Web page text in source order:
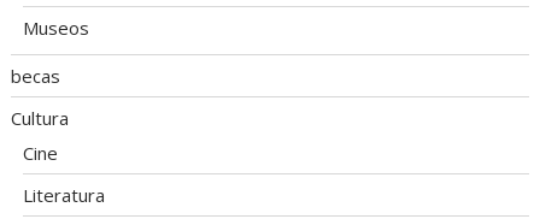
Museos
becas
Cultura
Cine
Literatura